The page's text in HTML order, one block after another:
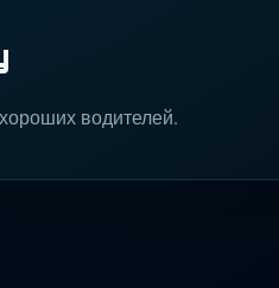
водителей.